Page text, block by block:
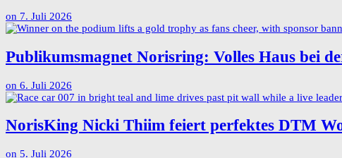
on 7. Juli 2026
Publikumsmagnet Norisring: Volles Haus bei
on 6. Juli 2026
NorisKing Nicki Thiim feiert perfektes DTM
on 5. Juli 2026